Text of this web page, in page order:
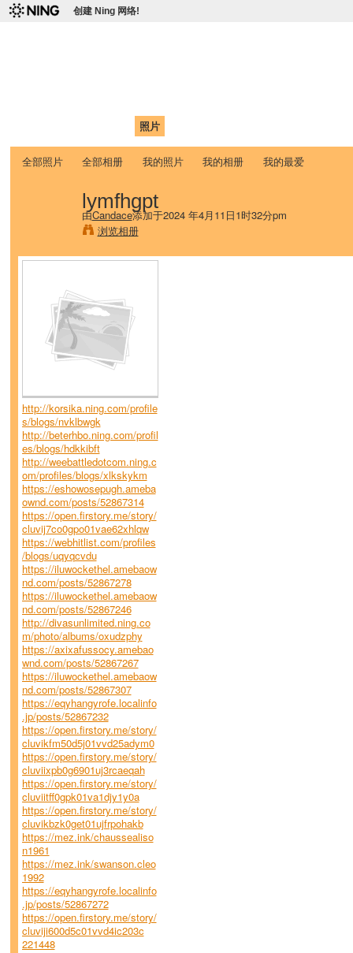
创建 Ning 网络!
照片
全部照片 全部相册 我的照片 我的相册 我的最爱
lymfhgpt
由Candace添加于2024 年4月11日1时32分pm
浏览相册
http://korsika.ning.com/profile
s/blogs/nvklbwgk
http://beterhbo.ning.com/profil
es/blogs/hdkkibft
http://weebattledotcom.ning.c
om/profiles/blogs/xlkskykm
https://eshowosepugh.ameba
ownd.com/posts/52867314
https://open.firstory.me/story/
cluvij7co0gpo01vae62xhlqw
https://webhitlist.com/profiles
/blogs/uqyqcvdu
https://iluwockethel.amebaow
nd.com/posts/52867278
https://iluwockethel.amebaow
nd.com/posts/52867246
http://divasunlimited.ning.co
m/photo/albums/oxudzphy
https://axixafussocy.amebao
wnd.com/posts/52867267
https://iluwockethel.amebaow
nd.com/posts/52867307
https://eqyhangyrofe.localinfo
.jp/posts/52867232
https://open.firstory.me/story/
cluvikfm50d5j01vvd25adym0
https://open.firstory.me/story/
cluviixpb0g6901uj3rcaeqah
https://open.firstory.me/story/
cluviitff0gpk01va1djy1y0a
https://open.firstory.me/story/
cluvikbzk0get01ujfrpohakb
https://mez.ink/chaussealiso
n1961
https://mez.ink/swanson.cleo
1992
https://eqyhangyrofe.localinfo
.jp/posts/52867272
https://open.firstory.me/story/
cluviji600d5c01vvd4ic203c
221448